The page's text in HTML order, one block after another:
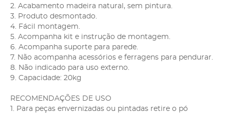
2. Acabamento madeira natural, sem pintura.
3. Produto desmontado.
4. Fácil montagem.
5. Acompanha kit e instrução de montagem.
6. Acompanha suporte para parede.
7. Não acompanha acessórios e ferragens para pendurar.
8. Não indicado para uso externo.
9. Capacidade: 20kg
RECOMENDAÇÕES DE USO
1. Para peças envernizadas ou pintadas retire o pó